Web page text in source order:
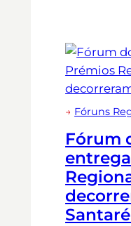
→ Fóruns
Fórum